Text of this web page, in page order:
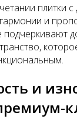
плитки
и
и